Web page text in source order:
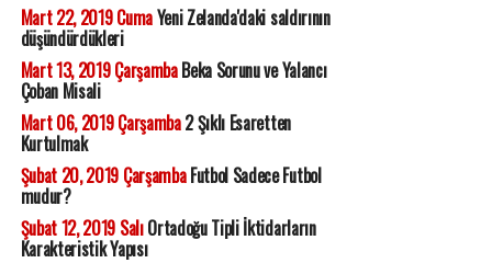
Mart 22, 2019 CumaYeni Zelanda'daki saldırının
düşündürdükleri
Mart 13, 2019 ÇarşambaBeka Sorunu ve Yalancı
Çoban Misali
Mart 06, 2019 Çarşamba2 Şıklı Esaretten
Kurtulmak
Şubat 20, 2019 ÇarşambaFutbol Sadece Futbol
mudur?
Şubat 12, 2019 SalıOrtadoğu Tipli İktidarların
Karakteristik Yapısı